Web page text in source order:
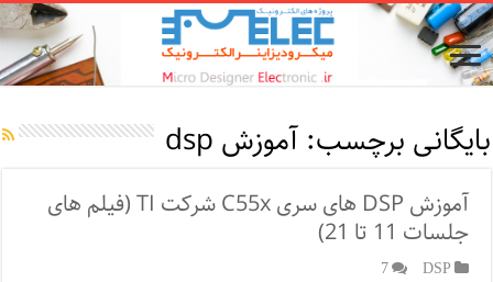
بایگانی برچسب:آموزش dsp
آموزش DSP های سری C55x شرکت TI (فیلم های
جلسات 11 تا 21)
DSP
7